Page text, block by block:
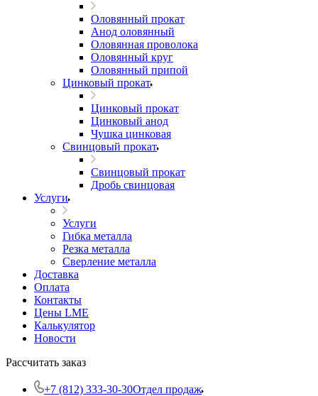
Оловянный прокат
Анод оловянный
Оловянная проволока
Оловянный круг
Оловянный припой
Цинковый прокат
Цинковый прокат
Цинковый анод
Чушка цинковая
Свинцовый прокат
Свинцовый прокат
Дробь свинцовая
Услуги
Услуги
Гибка металла
Резка металла
Сверление металла
Доставка
Оплата
Контакты
Цены LME
Калькулятор
Новости
Рассчитать заказ
+7 (812) 333-30-30Отдел продаж